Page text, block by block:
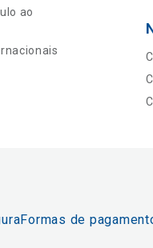
ao
Formas de